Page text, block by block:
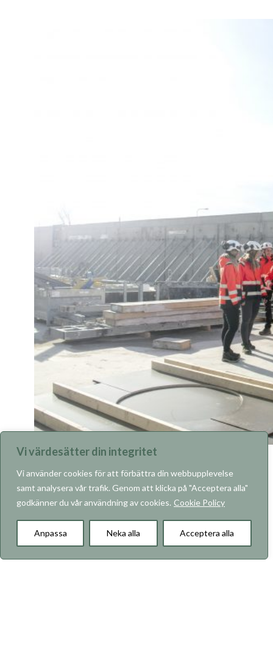
Vi värdesätter din integritet
Vi använder cookies för att förbättra din webbupplevelse
samt analysera vår trafik. Genom att klicka på "Acceptera alla"
godkänner du vår användning av cookies. Cookie Policy
Anpassa Neka alla Acceptera alla